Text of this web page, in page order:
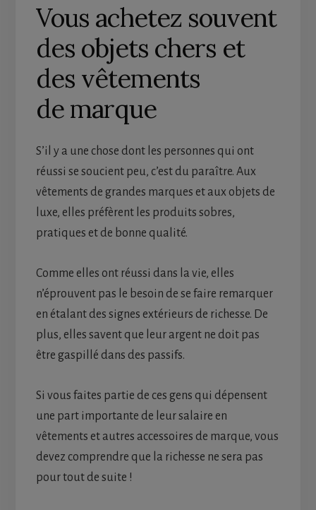
Vous achetez souvent
des objets chers et
des vêtements
de marque
S’il y a une chose dont les personnes qui ont
réussi se soucient peu, c’est du paraître. Aux
vêtements de grandes marques et aux objets de
luxe, elles préfèrent les produits sobres,
pratiques et de bonne qualité.
Comme elles ont réussi dans la vie, elles
n’éprouvent pas le besoin de se faire remarquer
en étalant des signes extérieurs de richesse. De
plus, elles savent que leur argent ne doit pas
être gaspillé dans des passifs.
Si vous faites partie de ces gens qui dépensent
une part importante de leur salaire en
vêtements et autres accessoires de marque, vous
devez comprendre que la richesse ne sera pas
pour tout de suite !